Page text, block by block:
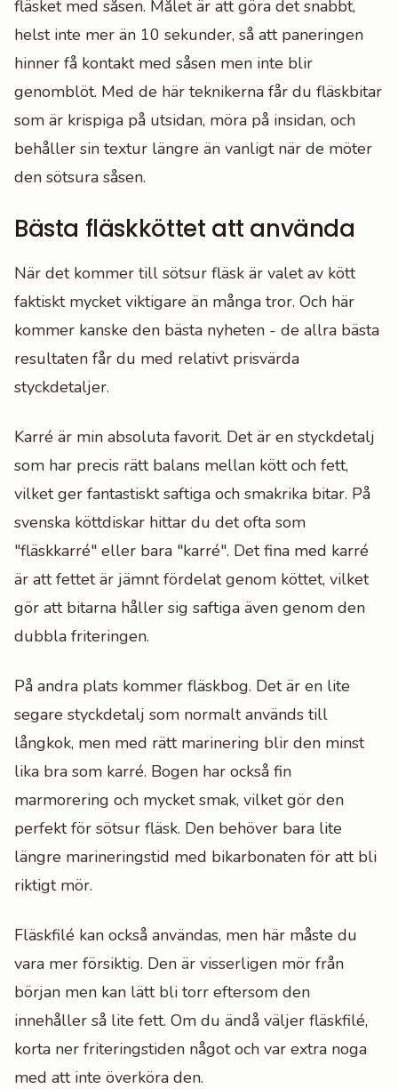
fläsket med såsen. Målet är att göra det snabbt,
helst inte mer än 10 sekunder, så att paneringen
hinner få kontakt med såsen men inte blir
genomblöt. Med de här teknikerna får du fläskbitar
som är krispiga på utsidan, möra på insidan, och
behåller sin textur längre än vanligt när de möter
den sötsura såsen.
Bästa fläskköttet att använda
När det kommer till sötsur fläsk är valet av kött
faktiskt mycket viktigare än många tror. Och här
kommer kanske den bästa nyheten - de allra bästa
resultaten får du med relativt prisvärda
styckdetaljer.
Karré är min absoluta favorit. Det är en styckdetalj
som har precis rätt balans mellan kött och fett,
vilket ger fantastiskt saftiga och smakrika bitar. På
svenska köttdiskar hittar du det ofta som
"fläskkarré" eller bara "karré". Det fina med karré
är att fettet är jämnt fördelat genom köttet, vilket
gör att bitarna håller sig saftiga även genom den
dubbla friteringen.
På andra plats kommer fläskbog. Det är en lite
segare styckdetalj som normalt används till
långkok, men med rätt marinering blir den minst
lika bra som karré. Bogen har också fin
marmorering och mycket smak, vilket gör den
perfekt för sötsur fläsk. Den behöver bara lite
längre marineringstid med bikarbonaten för att bli
riktigt mör.
Fläskfilé kan också användas, men här måste du
vara mer försiktig. Den är visserligen mör från
början men kan lätt bli torr eftersom den
innehåller så lite fett. Om du ändå väljer fläskfilé,
korta ner friteringstiden något och var extra noga
med att inte överköra den.